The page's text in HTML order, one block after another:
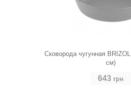
Сковорода чугунная
см)
643 грн